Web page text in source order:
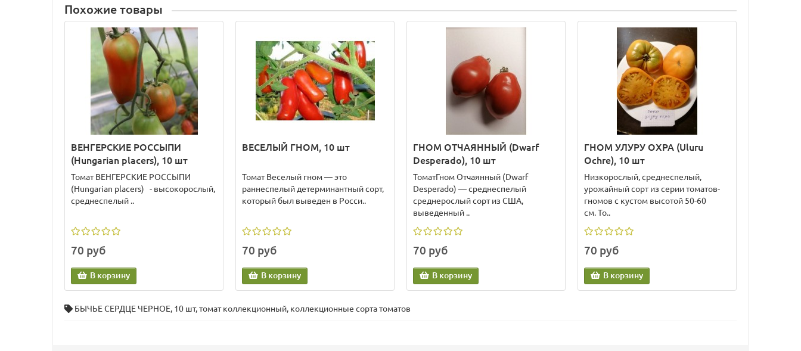
Похожие товары
ВЕНГЕРСКИЕ РОССЫПИ
(Hungarian placers), 10 шт
Томат ВЕНГЕРСКИЕ РОССЫПИ
(Hungarian placers) - высокорослый,
среднеспелый ..
70 руб
В корзину
ВЕСЕЛЫЙ ГНОМ, 10 шт
Томат Веселый гном — это
раннеспелый детерминантный сорт,
который был выведен в Росси..
70 руб
В корзину
ГНОМ ОТЧАЯННЫЙ (Dwarf
Desperado), 10 шт
ТоматГном Отчаянный (Dwarf
Desperado) — среднеспелый
среднерослый сорт из США,
выведенный ..
70 руб
В корзину
ГНОМ УЛУРУ ОХРА (Uluru
Ochre), 10 шт
Низкорослый, среднеспелый,
урожайный сорт из серии томатов-
гномов с кустом высотой 50-60
см. То..
70 руб
В корзину
БЫЧЬЕ СЕРДЦЕ ЧЕРНОЕ, 10 шт,томат коллекционный, коллекционные сорта томатов